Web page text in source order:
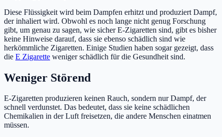
Diese Flüssigkeit wird beim Dampfen erhitzt und produziert Dampf,
der inhaliert wird. Obwohl es noch lange nicht genug Forschung
gibt, um genau zu sagen, wie sicher E-Zigaretten sind, gibt es bisher
keine Hinweise darauf, dass sie ebenso schädlich sind wie
herkömmliche Zigaretten. Einige Studien haben sogar gezeigt, dass
die E Zigarette weniger schädlich für die Gesundheit sind.
Weniger Störend
E-Zigaretten produzieren keinen Rauch, sondern nur Dampf, der
schnell verdunstet. Das bedeutet, dass sie keine schädlichen
Chemikalien in der Luft freisetzen, die andere Menschen einatmen
müssen.